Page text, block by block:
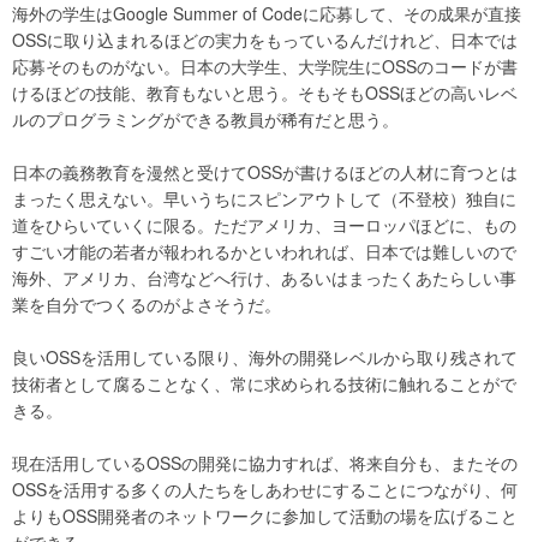
海外の学生はGoogle Summer of Codeに応募して、その成果が直接
OSSに取り込まれるほどの実力をもっているんだけれど、日本では
応募そのものがない。日本の大学生、大学院生にOSSのコードが書
けるほどの技能、教育もないと思う。そもそもOSSほどの高いレベ
ルのプログラミングができる教員が稀有だと思う。
日本の義務教育を漫然と受けてOSSが書けるほどの人材に育つとは
まったく思えない。早いうちにスピンアウトして（不登校）独自に
道をひらいていくに限る。ただアメリカ、ヨーロッパほどに、もの
すごい才能の若者が報われるかといわれれば、日本では難しいので
海外、アメリカ、台湾などへ行け、あるいはまったくあたらしい事
業を自分でつくるのがよさそうだ。
良いOSSを活用している限り、海外の開発レベルから取り残されて
技術者として腐ることなく、常に求められる技術に触れることがで
きる。
現在活用しているOSSの開発に協力すれば、将来自分も、またその
OSSを活用する多くの人たちをしあわせにすることにつながり、何
よりもOSS開発者のネットワークに参加して活動の場を広げること